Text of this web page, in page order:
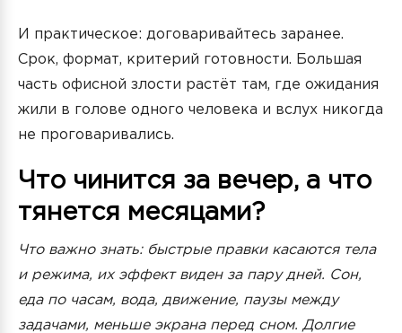
И практическое: договаривайтесь заранее.
Срок, формат, критерий готовности. Большая
часть офисной злости растёт там, где ожидания
жили в голове одного человека и вслух никогда
не проговаривались.
Что чинится за вечер, а что
тянется месяцами?
Что важно знать: быстрые правки касаются тела
и режима, их эффект виден за пару дней. Сон,
еда по часам, вода, движение, паузы между
задачами, меньше экрана перед сном. Долгие